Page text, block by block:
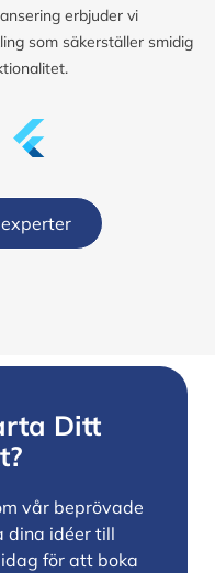
erbjuder vi
som säkerställer smidig
Ditt
vår beprövade
dina idéer till
för att boka